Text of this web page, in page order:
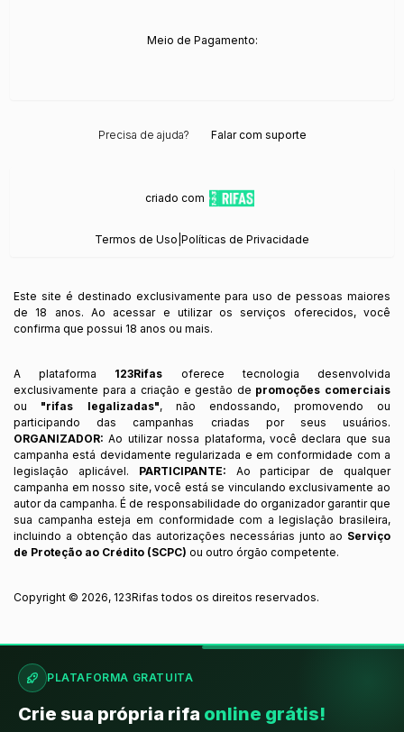
Meio de Pagamento:
Precisa de ajuda? Falar com suporte
criado com
Termos de Uso Políticas de Privacidade
Este site é destinado exclusivamente para uso de pessoas maiores
de 18 anos. Ao acessar e utilizar os serviços oferecidos, você
confirma que possui 18 anos ou mais.
A plataforma 123Rifas oferece tecnologia desenvolvida
exclusivamente para a criação e gestão de promoções comerciais
ou "rifas legalizadas", não endossando, promovendo ou
participando das campanhas criadas por seus usuários.
ORGANIZADOR: Ao utilizar nossa plataforma, você declara que sua
campanha está devidamente regularizada e em conformidade com a
legislação aplicável. PARTICIPANTE: Ao participar de qualquer
campanha em nosso site, você está se vinculando exclusivamente ao
autor da campanha. É de responsabilidade do organizador garantir que
sua campanha esteja em conformidade com a legislação brasileira,
incluindo a obtenção das autorizações necessárias junto ao Serviço
de Proteção ao Crédito (SCPC) ou outro órgão competente.
Copyright © 2026, 123Rifas todos os direitos reservados.
PLATAFORMA GRATUITA
Crie sua própria rifa online grátis!